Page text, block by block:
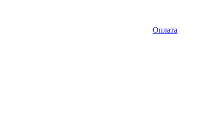
Оплата